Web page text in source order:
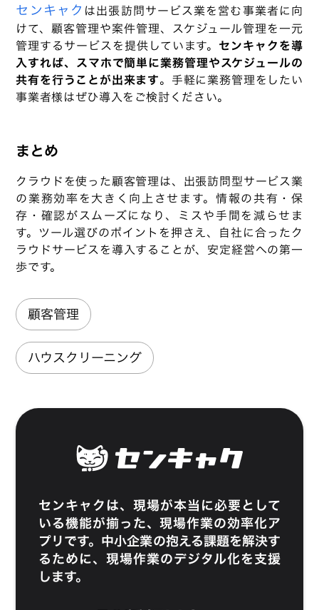
センキャク は出張訪問サービス業を営む事業者に向
けて、顧客管理や案件管理、スケジュール管理を一元
管理するサービスを提供しています。 センキャクを導
入すれば、スマホで簡単に業務管理やスケジュールの
共有を行うことが出来ます。手軽に業務管理をしたい
事業者様はぜひ導入をご検討ください。
まとめ
クラウドを使った顧客管理は、出張訪問型サービス業
の業務効率を大きく向上させます。情報の共有・保
存・確認がスムーズになり、ミスや手間を減らせま
す。ツール選びのポイントを押さえ、自社に合ったク
ラウドサービスを導入することが、安定経営への第一
歩です。
顧客管理
ハウスクリーニング
センキャクは、現場が本当に必要として
いる機能が揃った、現場作業の効率化ア
プリです。中小企業の抱える課題を解決す
るために、現場作業のデジタル化を支援
します。